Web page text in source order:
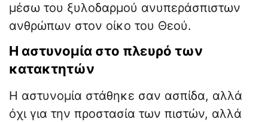
μέσω του ξυλοδαρμού ανυπεράσπιστων
ανθρώπων στον οίκο του Θεού.
Η αστυνομία στο πλευρό των
κατακτητών
Η αστυνομία στάθηκε σαν ασπίδα, αλλά
όχι για την προστασία των πιστών, αλλά